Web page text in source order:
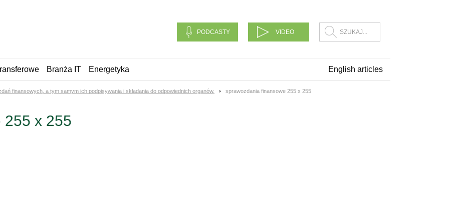
PODCASTY VIDEO
Branża IT Energetyka English articles
finansowych, a tym samym ich podpisywania i składania do odpowiednich organów. sprawozdania finansowe 255 x 255
255 x 255